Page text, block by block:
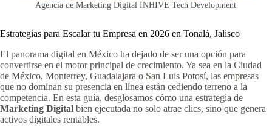
Agencia de Marketing Digital INHIVE Tech Development
Estrategias para Escalar tu Empresa en 2026 en Tonalá, Jalisco
El panorama digital en México ha dejado de ser una opción para
convertirse en el motor principal de crecimiento. Ya sea en la Ciudad
de México, Monterrey, Guadalajara o San Luis Potosí, las empresas
que no dominan su presencia en línea están cediendo terreno a la
competencia. En esta guía, desglosamos cómo una estrategia de
Marketing Digital bien ejecutada no solo atrae clics, sino que genera
activos digitales rentables.